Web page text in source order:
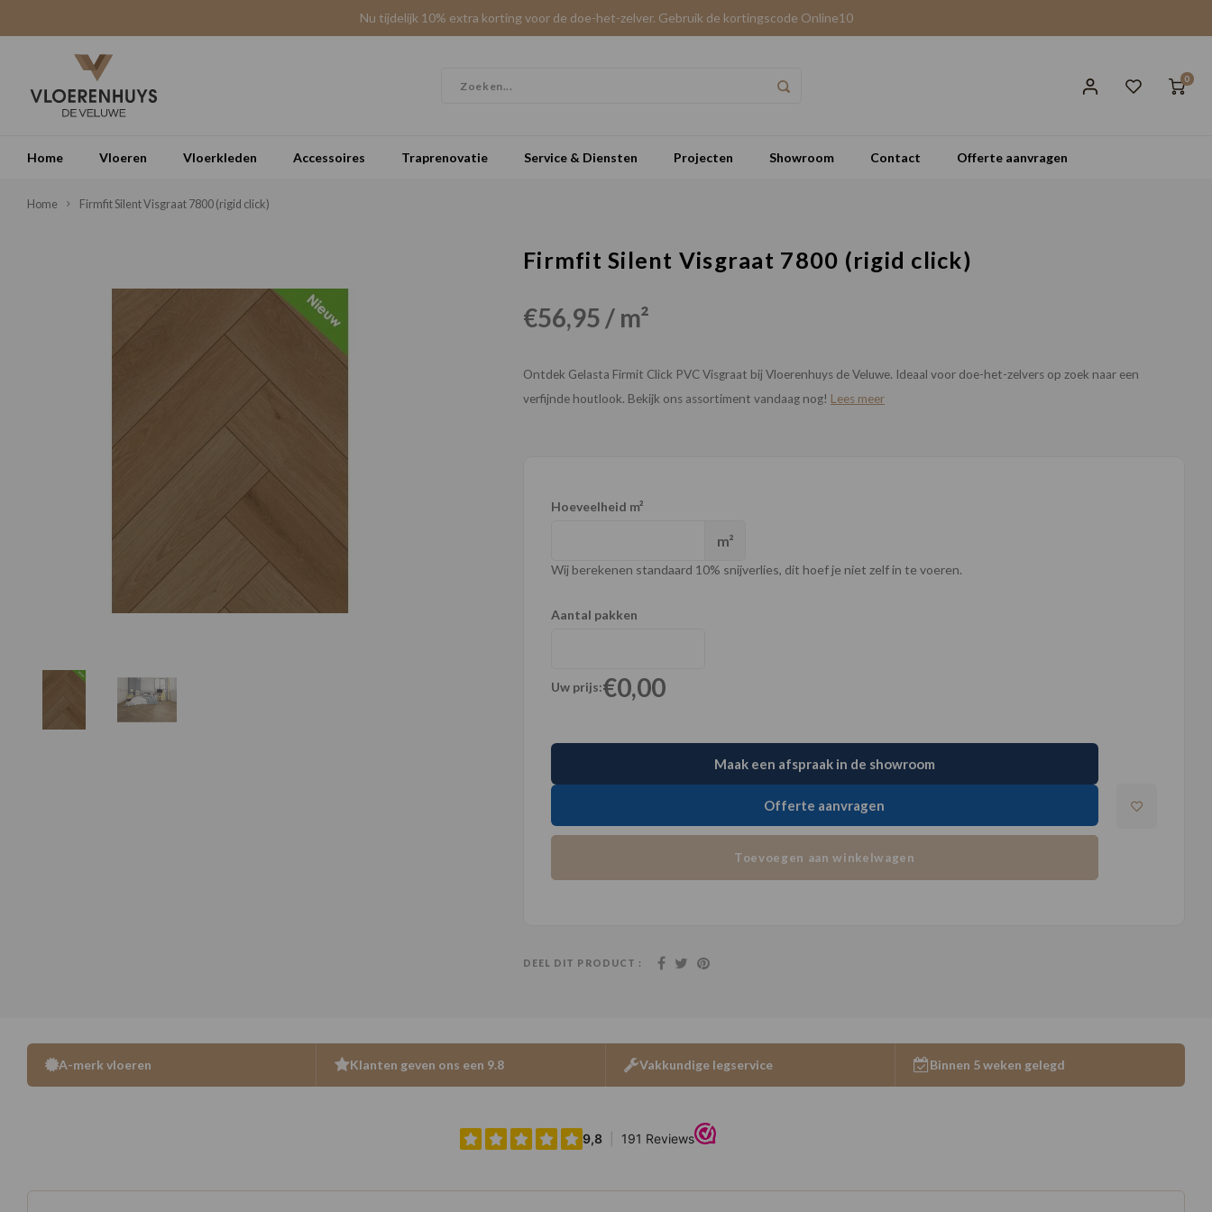
Nu tijdelijk 10% extra korting voor de doe-het-zelver. Gebruik de kortingscode Online10
0
Home Vloeren Vloerkleden Accessoires Traprenovatie Service & Diensten Projecten Showroom Contact Offerte aanvragen
Home Firmfit Silent Visgraat 7800 (rigid click)
Firmfit Silent Visgraat 7800 (rigid click)
€56,95 / m²
Ontdek Gelasta Firmit Click PVC Visgraat bij Vloerenhuys de Veluwe. Ideaal voor doe-het-zelvers op zoek naar een
verfijnde houtlook. Bekijk ons assortiment vandaag nog! Lees meer
Hoeveelheid m²
m²
Wij berekenen standaard 10% snijverlies, dit hoef je niet zelf in te voeren.
Aantal pakken
Uw prijs:€0,00
Maak een afspraak in de showroom
Offerte aanvragen
Toevoegen aan winkelwagen
DEEL DIT PRODUCT :
A-merk vloeren Klanten geven ons een 9.8 Vakkundige legservice Binnen 5 weken gelegd